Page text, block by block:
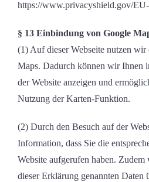
https://www.privacyshield.gov/
§ 13 Einbindung von Google
(1) Auf dieser Webseite nutzen
Maps. Dadurch können wir Ihnen
der Website anzeigen und
Nutzung der Karten-Funktion.
(2) Durch den Besuch auf der
Information, dass Sie die
Website aufgerufen haben. Zudem
dieser Erklärung genannten Daten